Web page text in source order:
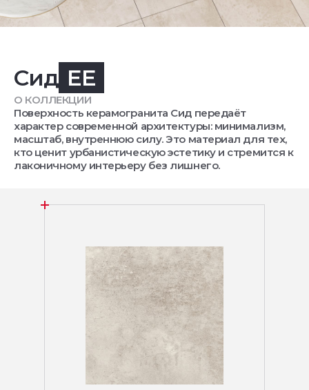
Сид EE
О КОЛЛЕКЦИИ
Поверхность керамогранита Сид передаёт
характер современной архитектуры: минимализм,
масштаб, внутреннюю силу. Это материал для тех,
кто ценит урбанистическую эстетику и стремится к
лаконичному интерьеру без лишнего.